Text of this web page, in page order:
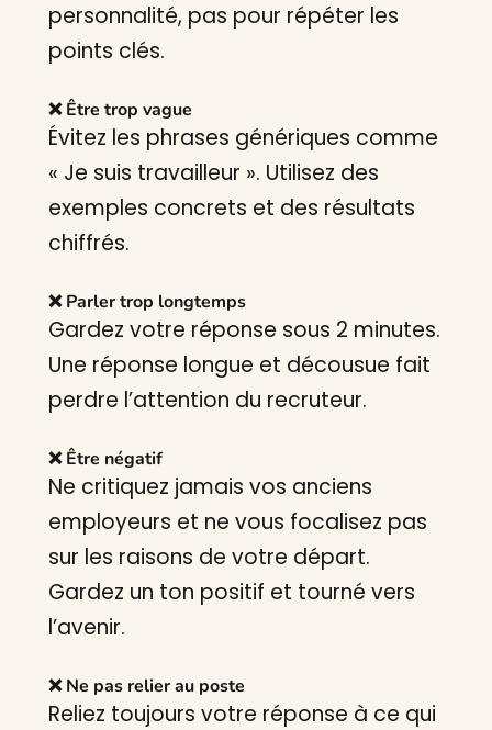
personnalité, pas pour répéter les
points clés.
❌ Être trop vague
Évitez les phrases génériques comme
« Je suis travailleur ». Utilisez des
exemples concrets et des résultats
chiffrés.
❌ Parler trop longtemps
Gardez votre réponse sous 2 minutes.
Une réponse longue et décousue fait
perdre l’attention du recruteur.
❌ Être négatif
Ne critiquez jamais vos anciens
employeurs et ne vous focalisez pas
sur les raisons de votre départ.
Gardez un ton positif et tourné vers
l’avenir.
❌ Ne pas relier au poste
Reliez toujours votre réponse à ce qui